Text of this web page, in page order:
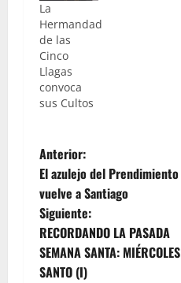
La
Hermandad
de las
Cinco
Llagas
convoca
sus Cultos
N
a
v
e
Anterior:
El azulejo del Prendimiento
vuelve a Santiago
Siguiente:
RECORDANDO LA PASADA
SEMANA SANTA: MIÉRCOLES
SANTO (I)